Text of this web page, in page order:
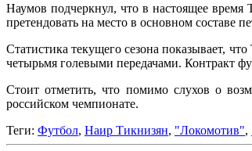
Наумов подчеркнул, что в настоящее
претендовать на место в основном составе
Статистика текущего сезона показывает,
четырьмя голевыми передачами. Контракт
Стоит отметить, что помимо слухов о
российском чемпионате.
Теги: Футбол, Наир Тикнизян, "Локомотив",